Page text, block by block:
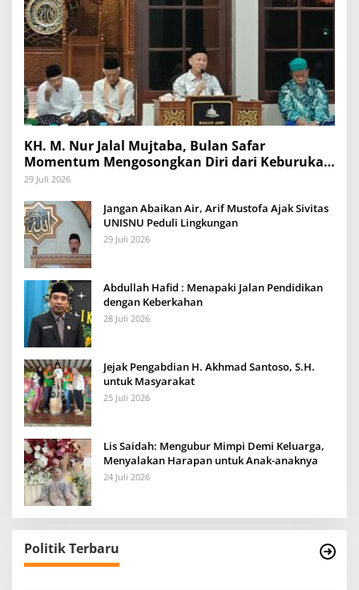
KH. M. Nur Jalal Mujtaba, Bulan Safar
Momentum Mengosongkan Diri dari Keburukan
dan Mengisinya dengan Amal Kebaikan
29 Juli 2026
Jangan Abaikan Air, Arif Mustofa Ajak Sivitas
UNISNU Peduli Lingkungan
29 Juli 2026
Abdullah Hafid : Menapaki Jalan Pendidikan
dengan Keberkahan
28 Juli 2026
Jejak Pengabdian H. Akhmad Santoso, S.H.
untuk Masyarakat
25 Juli 2026
Lis Saidah: Mengubur Mimpi Demi Keluarga,
Menyalakan Harapan untuk Anak-anaknya
24 Juli 2026
Politik Terbaru